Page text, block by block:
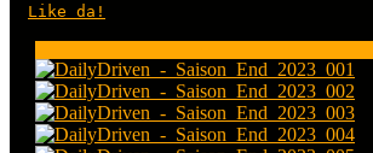
Like da!